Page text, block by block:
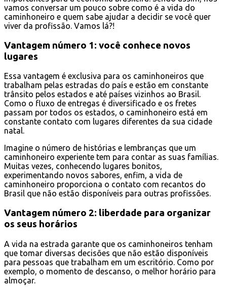
vamos conversar um pouco sobre como é a vida do
caminhoneiro e quem sabe ajudar a decidir se você quer
viver da profissão. Vamos lá?!
Vantagem número 1: você conhece novos
lugares
Essa vantagem é exclusiva para os caminhoneiros que
trabalham pelas estradas do país e estão em constante
trânsito pelos estados e até países vizinhos ao Brasil.
Como o fluxo de entregas é diversificado e os fretes
passam por todos os estados, o caminhoneiro está em
constante contato com lugares diferentes da sua cidade
natal.
Imagine o número de histórias e lembranças que um
caminhoneiro experiente tem para contar as suas famílias.
Muitas vezes, conhecendo lugares bonitos,
experimentando novos sabores, enfim, a vida de
caminhoneiro proporciona o contato com recantos do
Brasil que não estão disponíveis para outras profissões.
Vantagem número 2: liberdade para organizar
os seus horários
A vida na estrada garante que os caminhoneiros tenham
que tomar diversas decisões que não estão disponíveis
para pessoas que trabalham em um escritório. Como por
exemplo, o momento de descanso, o melhor horário para
almoçar.